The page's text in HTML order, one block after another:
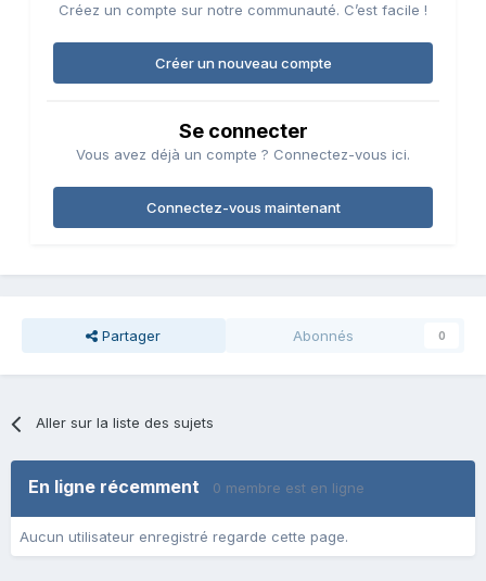
Créez un compte sur notre communauté. C’est facile !
Créer un nouveau compte
Se connecter
Vous avez déjà un compte ? Connectez-vous ici.
Connectez-vous maintenant
Partager Abonnés 0
Aller sur la liste des sujets
En ligne récemment 0 membre est en ligne
Aucun utilisateur enregistré regarde cette page.